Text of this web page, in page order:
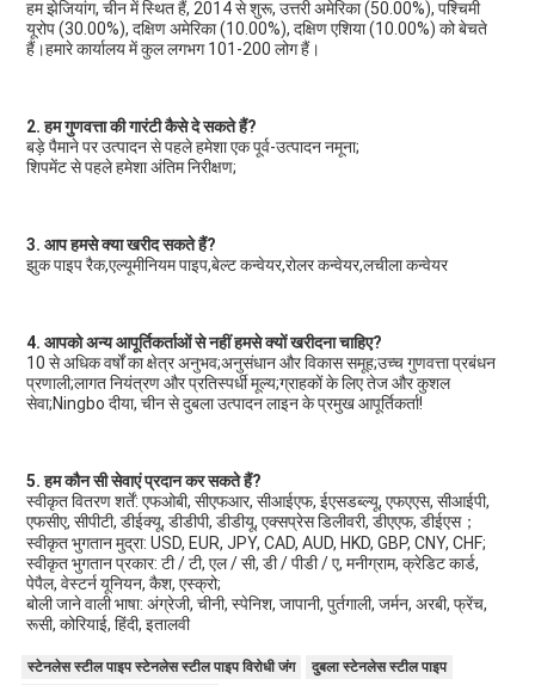
हम झेजियांग, चीन में स्थित हैं, 2014 से शुरू, उत्तरी अमेरिका (50.00%), पश्चिमी
यूरोप (30.00%), दक्षिण अमेरिका (10.00%), दक्षिण एशिया (10.00%) को बेचते
हैं।हमारे कार्यालय में कुल लगभग 101-200 लोग हैं।
2. हम गुणवत्ता की गारंटी कैसे दे सकते हैं?
बड़े पैमाने पर उत्पादन से पहले हमेशा एक पूर्व-उत्पादन नमूना;
शिपमेंट से पहले हमेशा अंतिम निरीक्षण;
3. आप हमसे क्या खरीद सकते हैं?
झुक पाइप रैक,एल्यूमीनियम पाइप,बेल्ट कन्वेयर,रोलर कन्वेयर,लचीला कन्वेयर
4. आपको अन्य आपूर्तिकर्ताओं से नहीं हमसे क्यों खरीदना चाहिए?
10 से अधिक वर्षों का क्षेत्र अनुभव;अनुसंधान और विकास समूह;उच्च गुणवत्ता प्रबंधन
प्रणाली;लागत नियंत्रण और प्रतिस्पर्धी मूल्य;ग्राहकों के लिए तेज और कुशल
सेवा;Ningbo दीया, चीन से दुबला उत्पादन लाइन के प्रमुख आपूर्तिकर्ता!
5. हम कौन सी सेवाएं प्रदान कर सकते हैं?
स्वीकृत वितरण शर्तें: एफओबी, सीएफआर, सीआईएफ, ईएसडब्ल्यू, एफएएस, सीआईपी,
एफसीए, सीपीटी, डीईक्यू, डीडीपी, डीडीयू, एक्सप्रेस डिलीवरी, डीएएफ, डीईएस；
स्वीकृत भुगतान मुद्रा: USD, EUR, JPY, CAD, AUD, HKD, GBP, CNY, CHF;
स्वीकृत भुगतान प्रकार: टी / टी, एल / सी, डी / पीडी / ए, मनीग्राम, क्रेडिट कार्ड,
पेपैल, वेस्टर्न यूनियन, कैश, एस्क्रो;
बोली जाने वाली भाषा: अंग्रेजी, चीनी, स्पेनिश, जापानी, पुर्तगाली, जर्मन, अरबी, फ्रेंच,
रूसी, कोरियाई, हिंदी, इतालवी
स्टेनलेस स्टील पाइप स्टेनलेस स्टील पाइप विरोधी जंग
दुबला स्टेनलेस स्टील पाइप